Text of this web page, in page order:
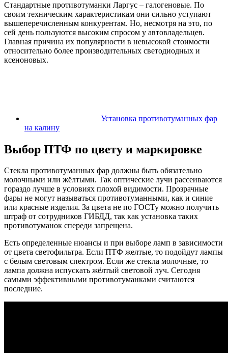
Стандартные противотуманки Ларгус – галогеновые. По
своим техническим характеристикам они сильно уступают
вышеперечисленным конкурентам. Но, несмотря на это, по
сей день пользуются высоким спросом у автовладельцев.
Главная причина их популярности в невысокой стоимости
относительно более производительных светодиодных и
ксеноновых.
Установка противотуманных фар
на калину
Выбор ПТФ по цвету и маркировке
Стекла противотуманных фар должны быть обязательно
молочными или жёлтыми. Так оптические лучи рассеиваются
гораздо лучше в условиях плохой видимости. Прозрачные
фары не могут называться противотуманными, как и синие
или красные изделия. За цвета не по ГОСТу можно получить
штраф от сотрудников ГИБДД, так как установка таких
противотуманок спереди запрещена.
Есть определенные нюансы и при выборе ламп в зависимости
от цвета светофильтра. Если ПТФ желтые, то подойдут лампы
с белым световым спектром. Если же стекла молочные, то
лампа должна испускать жёлтый световой луч. Сегодня
самыми эффективными противотуманками считаются
последние.